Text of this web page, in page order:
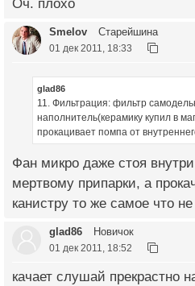
Оч. плохо
Smelov Старейшина
01 дек 2011, 18:33
glad86
11. Фильтрация: фильтр
наполнитель(керамику купил в
прокацивает помпа от
Фан микро даже стоя
мертвому припарки, а
канистру то же самое что
glad86 Новичок
01 дек 2011, 18:52
качает слушай прекрастно